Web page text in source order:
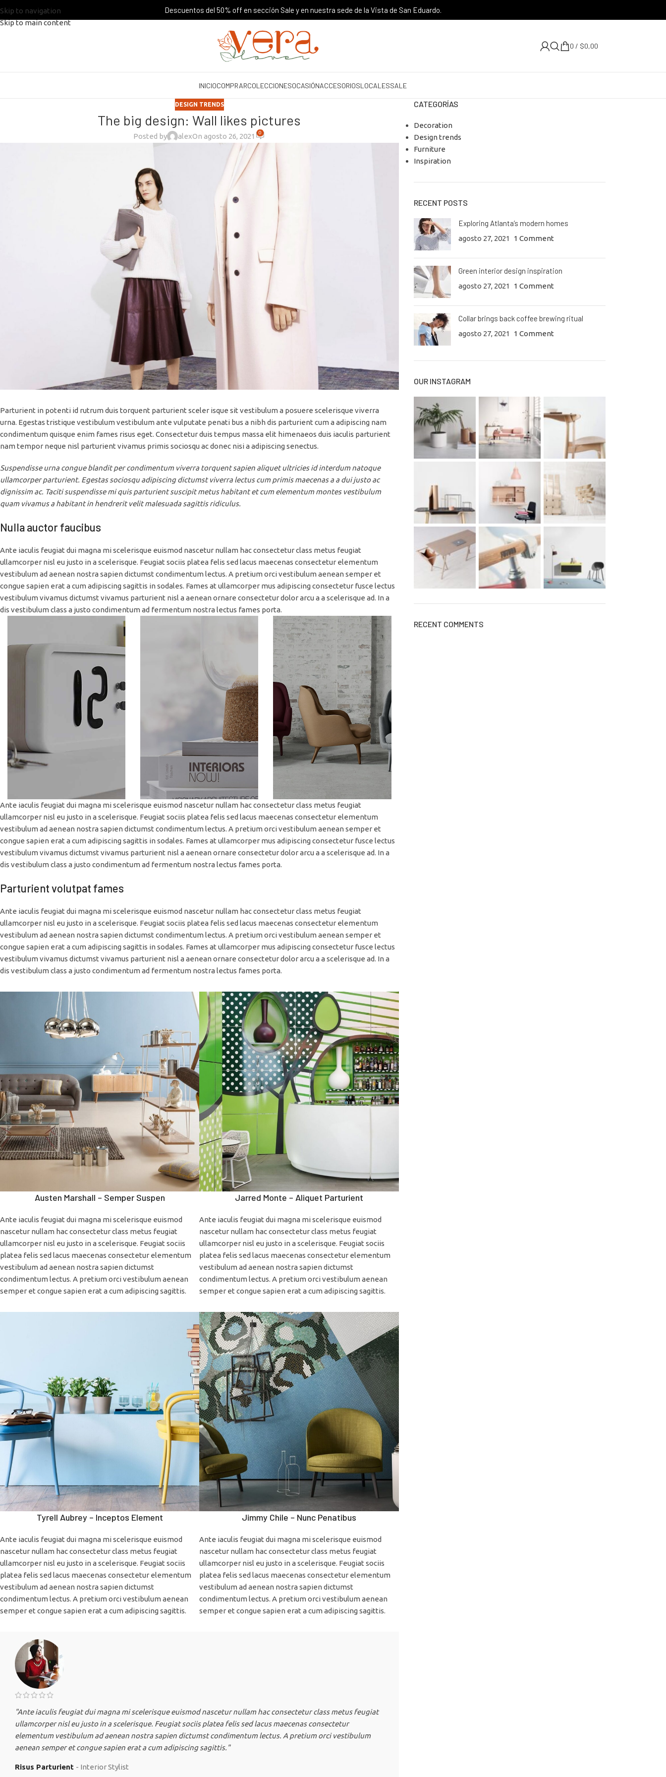
Skip to navigation
Skip to main content
Descuentos del 50% off en sección Sale y en nuestra sede de la Vista de San Eduardo.
0 / $0,00
INICIOCOMPRARCOLECCIONESOCASIÓNACCESORIOSLOCALESSALE
DESIGN TRENDS
The big design: Wall likes pictures
Posted by alexOn agosto 26, 2021 0
Parturient in potenti id rutrum duis torquent parturient sceler isque sit vestibulum a posuere scelerisque viverra
urna. Egestas tristique vestibulum vestibulum ante vulputate penati bus a nibh dis parturient cum a adipiscing nam
condimentum quisque enim fames risus eget. Consectetur duis tempus massa elit himenaeos duis iaculis parturient
nam tempor neque nisl parturient vivamus primis sociosqu ac donec nisi a adipiscing senectus.
Suspendisse urna congue blandit per condimentum viverra torquent sapien aliquet ultricies id interdum natoque
ullamcorper parturient. Egestas sociosqu adipiscing dictumst viverra lectus cum primis maecenas a a dui justo ac
dignissim ac. Taciti suspendisse mi quis parturient suscipit metus habitant et cum elementum montes vestibulum
quam vivamus a habitant in hendrerit velit malesuada sagittis ridiculus.
Nulla auctor faucibus
Ante iaculis feugiat dui magna mi scelerisque euismod nascetur nullam hac consectetur class metus feugiat
ullamcorper nisl eu justo in a scelerisque. Feugiat sociis platea felis sed lacus maecenas consectetur elementum
vestibulum ad aenean nostra sapien dictumst condimentum lectus. A pretium orci vestibulum aenean semper et
congue sapien erat a cum adipiscing sagittis in sodales. Fames at ullamcorper mus adipiscing consectetur fusce lectus
vestibulum vivamus dictumst vivamus parturient nisl a aenean ornare consectetur dolor arcu a a scelerisque ad. In a
dis vestibulum class a justo condimentum ad fermentum nostra lectus fames porta.
Ante iaculis feugiat dui magna mi scelerisque euismod nascetur nullam hac consectetur class metus feugiat
ullamcorper nisl eu justo in a scelerisque. Feugiat sociis platea felis sed lacus maecenas consectetur elementum
vestibulum ad aenean nostra sapien dictumst condimentum lectus. A pretium orci vestibulum aenean semper et
congue sapien erat a cum adipiscing sagittis in sodales. Fames at ullamcorper mus adipiscing consectetur fusce lectus
vestibulum vivamus dictumst vivamus parturient nisl a aenean ornare consectetur dolor arcu a a scelerisque ad. In a
dis vestibulum class a justo condimentum ad fermentum nostra lectus fames porta.
Parturient volutpat fames
Ante iaculis feugiat dui magna mi scelerisque euismod nascetur nullam hac consectetur class metus feugiat
ullamcorper nisl eu justo in a scelerisque. Feugiat sociis platea felis sed lacus maecenas consectetur elementum
vestibulum ad aenean nostra sapien dictumst condimentum lectus. A pretium orci vestibulum aenean semper et
congue sapien erat a cum adipiscing sagittis in sodales. Fames at ullamcorper mus adipiscing consectetur fusce lectus
vestibulum vivamus dictumst vivamus parturient nisl a aenean ornare consectetur dolor arcu a a scelerisque ad. In a
dis vestibulum class a justo condimentum ad fermentum nostra lectus fames porta.
Austen Marshall – Semper Suspen
Ante iaculis feugiat dui magna mi scelerisque euismod
nascetur nullam hac consectetur class metus feugiat
ullamcorper nisl eu justo in a scelerisque. Feugiat sociis
platea felis sed lacus maecenas consectetur elementum
vestibulum ad aenean nostra sapien dictumst
condimentum lectus. A pretium orci vestibulum aenean
semper et congue sapien erat a cum adipiscing sagittis.
Jarred Monte – Aliquet Parturient
Ante iaculis feugiat dui magna mi scelerisque euismod
nascetur nullam hac consectetur class metus feugiat
ullamcorper nisl eu justo in a scelerisque. Feugiat sociis
platea felis sed lacus maecenas consectetur elementum
vestibulum ad aenean nostra sapien dictumst
condimentum lectus. A pretium orci vestibulum aenean
semper et congue sapien erat a cum adipiscing sagittis.
Tyrell Aubrey – Inceptos Element
Ante iaculis feugiat dui magna mi scelerisque euismod
nascetur nullam hac consectetur class metus feugiat
ullamcorper nisl eu justo in a scelerisque. Feugiat sociis
platea felis sed lacus maecenas consectetur elementum
vestibulum ad aenean nostra sapien dictumst
condimentum lectus. A pretium orci vestibulum aenean
semper et congue sapien erat a cum adipiscing sagittis.
Jimmy Chile – Nunc Penatibus
Ante iaculis feugiat dui magna mi scelerisque euismod
nascetur nullam hac consectetur class metus feugiat
ullamcorper nisl eu justo in a scelerisque. Feugiat sociis
platea felis sed lacus maecenas consectetur elementum
vestibulum ad aenean nostra sapien dictumst
condimentum lectus. A pretium orci vestibulum aenean
semper et congue sapien erat a cum adipiscing sagittis.
"Ante iaculis feugiat dui magna mi scelerisque euismod nascetur nullam hac consectetur class metus feugiat
ullamcorper nisl eu justo in a scelerisque. Feugiat sociis platea felis sed lacus maecenas consectetur
elementum vestibulum ad aenean nostra sapien dictumst condimentum lectus. A pretium orci vestibulum
aenean semper et congue sapien erat a cum adipiscing sagittis."
Risus Parturient Interior Stylist
CATEGORÍAS
Decoration
Design trends
Furniture
Inspiration
RECENT POSTS
Exploring Atlanta’s modern homes
agosto 27, 2021 1 Comment
Green interior design inspiration
agosto 27, 2021 1 Comment
Collar brings back coffee brewing ritual
agosto 27, 2021 1 Comment
OUR INSTAGRAM
RECENT COMMENTS